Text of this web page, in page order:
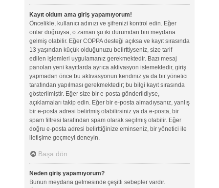
Kayıt oldum ama giriş yapamıyorum!
Öncelikle, kullanıcı adınızı ve şifrenizi kontrol edin. Eğer
onlar doğruysa, o zaman şu iki durumdan biri meydana
gelmiş olabilir. Eğer COPPA desteği açıksa ve kayıt sırasında
13 yaşından küçük olduğunuzu belirttiyseniz, size tarif
edilen işlemleri uygulamanız gerekmektedir. Bazı mesaj
panoları yeni kayıtlarda ayrıca aktivasyon istemektedir, giriş
yapmadan önce bu aktivasyonun kendiniz ya da bir yönetici
tarafından yapılması gerekmektedir; bu bilgi kayıt sırasında
gösterilmiştir. Eğer size bir e-posta gönderildiyse,
açıklamaları takip edin. Eğer bir e-posta almadıysanız, yanlış
bir e-posta adresi belirtmiş olabilirsiniz ya da e-posta, bir
spam filtresi tarafından spam olarak seçilmiş olabilir. Eğer
doğru e-posta adresi belirttiğinize eminseniz, bir yönetici ile
iletişime geçmeyi deneyin.
Başa dön
Neden giriş yapamıyorum?
Bunun meydana gelmesinde çeşitli sebepler vardır.